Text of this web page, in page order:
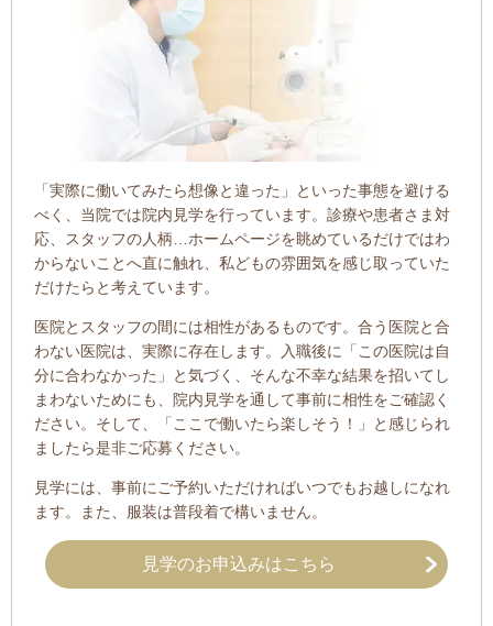
「実際に働いてみたら想像と違った」といった事態を避ける
べく、当院では院内見学を行っています。診療や患者さま対
応、スタッフの人柄…ホームページを眺めているだけではわ
からないことへ直に触れ、私どもの雰囲気を感じ取っていた
だけたらと考えています。
医院とスタッフの間には相性があるものです。合う医院と合
わない医院は、実際に存在します。
入職後に「この医院は自
分に合わなかった」と気づく、そんな不幸な結果を招いてし
まわないためにも、院内見学を通して事前に相性をご確認く
ださい。そして、「ここで働いたら楽しそう！」と感じられ
ましたら是非ご応募ください。
見学には、事前にご予約いただければいつでもお越しになれ
ます。また、服装は普段着で構いません。
見学のお申込みはこちら